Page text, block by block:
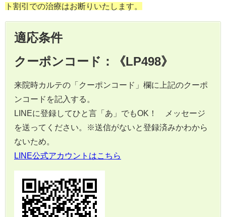
ト割引での治療はお断りいたします。
適応条件
クーポンコード：《LP498》
来院時カルテの「クーポンコード」欄に上記のクーポ
ンコードを記入する。
LINEに登録してひと言「あ」でもOK！ メッセージ
を送ってください。※送信がないと登録済みかわから
ないため。
LINE公式アカウントはこちら